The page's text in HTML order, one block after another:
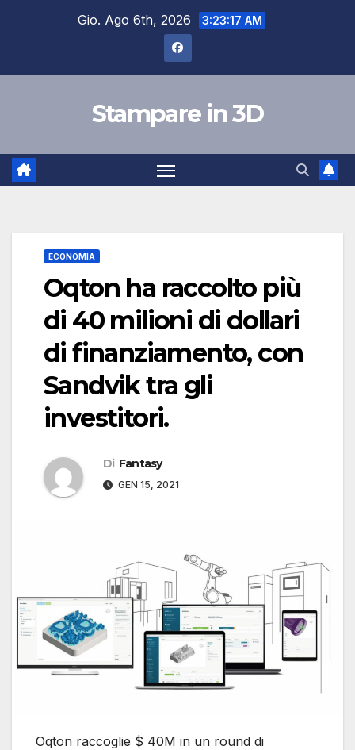
Gio. Ago 6th, 2026 3:23:18 AM
Stampare in 3D
ECONOMIA
Oqton ha raccolto più
di 40 milioni di dollari
di finanziamento, con
Sandvik tra gli
investitori.
Di Fantasy
GEN 15, 2021
Oqton raccoglie $ 40M in un round di